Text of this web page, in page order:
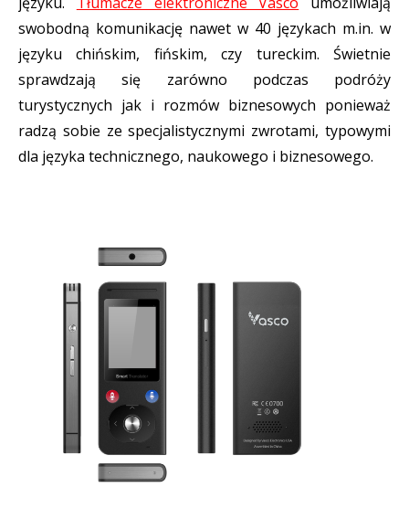
swobodną komunikację nawet w 40 językach m.in. w
języku chińskim, fińskim, czy tureckim. Świetnie
sprawdzają się zarówno podczas podróży
turystycznych jak i rozmów biznesowych ponieważ
radzą sobie ze specjalistycznymi zwrotami, typowymi
dla języka technicznego, naukowego i biznesowego.